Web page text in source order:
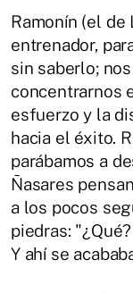
Ramonín (el
entrenador,
sin saberlo;
concentrarnos
esfuerzo y la
hacia el éxito.
parábamos a
Ñasares
a los pocos
piedras:
Y ahí se